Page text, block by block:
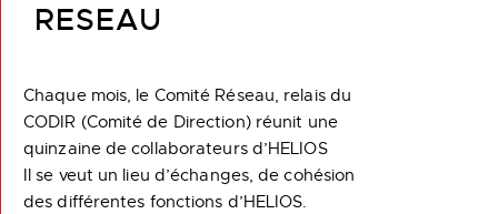
RESEAU
Chaque mois, le Comité Réseau, relais du
CODIR (Comité de Direction) réunit une
quinzaine de collaborateurs d’HELIOS
Il se veut un lieu d’échanges, de cohésion
des différentes fonctions d’HELIOS.